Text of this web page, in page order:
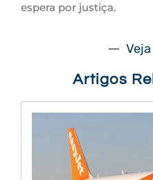
espera por justiça.
Artigos